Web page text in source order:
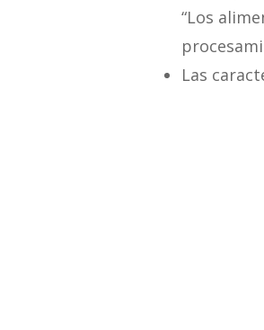
“Los
Las